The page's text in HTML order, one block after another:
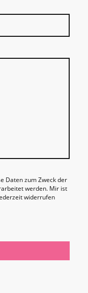
Daten zum Zweck der
werden. Mir ist
widerrufen